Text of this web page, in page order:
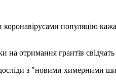
коронавірусами популяцію
на отримання грантів
з "новими химерними